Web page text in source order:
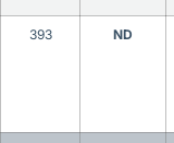
393 ND